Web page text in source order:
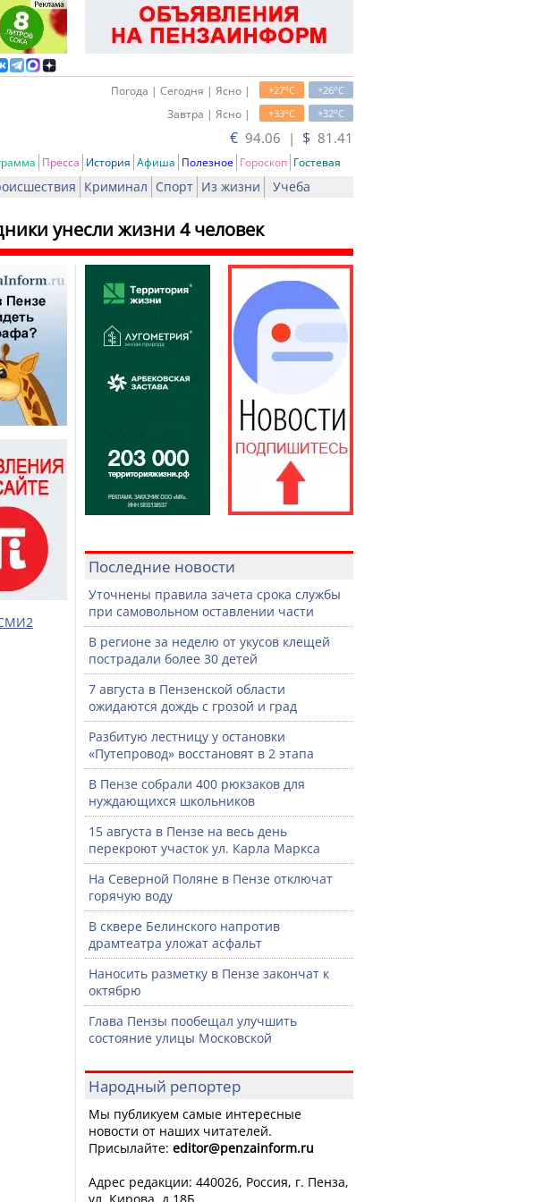
+26oC
+27oC
Погода | Сегодня | Ясно |
+32oC
+33oC
Завтра | Ясно |
€ 94.06 | $ 81.41
Пресса История Афиша Полезное Гороскоп Гостевая
Криминал Спорт Из жизни Учеба
унесли жизни 4 человек
Печать
Последние новости
Уточнены правила зачета срока службы
при самовольном оставлении части
В регионе за неделю от укусов клещей
пострадали более 30 детей
7 августа в Пензенской области
ожидаются дождь с грозой и град
Разбитую лестницу у остановки
«Путепровод» восстановят в 2 этапа
В Пензе собрали 400 рюкзаков для
нуждающихся школьников
15 августа в Пензе на весь день
перекроют участок ул. Карла Маркса
На Северной Поляне в Пензе отключат
горячую воду
В сквере Белинского напротив
драмтеатра уложат асфальт
Наносить разметку в Пензе закончат к
октябрю
Глава Пензы пообещал улучшить
состояние улицы Московской
Народный репортер
Мы публикуем самые интересные
новости от наших читателей.
Присылайте: editor@penzainform.ru
Адрес редакции: 440026, Россия, г. Пенза,